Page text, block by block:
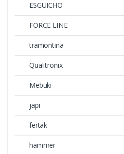
ESGUICHO
FORCE LINE
tramontina
Qualitronix
Mebuki
japi
fertak
hammer